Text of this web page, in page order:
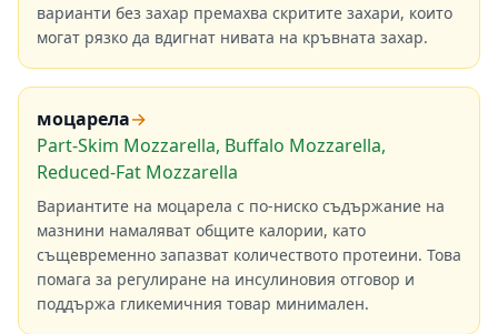
варианти без захар премахва скритите захари, които
могат рязко да вдигнат нивата на кръвната захар.
моцарела→
Part-Skim Mozzarella, Buffalo Mozzarella,
Reduced-Fat Mozzarella
Вариантите на моцарела с по-ниско съдържание на
мазнини намаляват общите калории, като
същевременно запазват количеството протеини. Това
помага за регулиране на инсулиновия отговор и
поддържа гликемичния товар минимален.